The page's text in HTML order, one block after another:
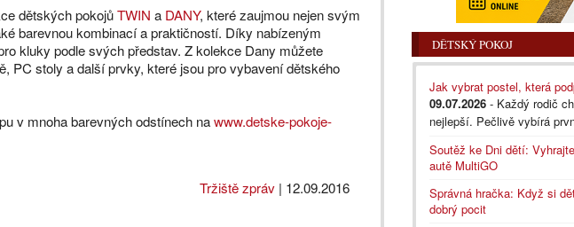
dětských pokojůTWIN a DANY, které zaujmou nejen svým
barevnou kombinací a praktičností. Díky nabízeným
kluky podle svých představ. Z kolekce Dany můžete
PC stoly a další prvky, které jsou pro vybavení dětského
v mnoha barevných odstínech nawww.detske-pokoje-
Tržiště zpráv | 12.09.2016
DĚTSKÝ POKOJ
Jak vybrat postel, která
09.07.2026 - Každý rodič
nejlepší. Pečlivě vybírá
Soutěž ke Dni dětí:
autě MultiGO
Správná hračka: Když si
dobrý pocit